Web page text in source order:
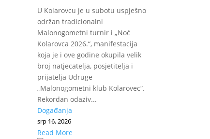
U Kolarovcu je u subotu uspješno
održan tradicionalni
Malonogometni turnir i „Noć
Kolarovca 2026.“, manifestacija
koja je i ove godine okupila velik
broj natjecatelja, posjetitelja i
prijatelja Udruge
„Malonogometni klub Kolarovec“.
Rekordan odaziv...
Događanja
srp 16, 2026
Read More